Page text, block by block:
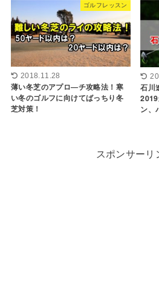
ゴルフレッスン
2018.11.28
薄い冬芝のアプロ―チ攻略法！寒
い冬のゴルフに向けてばっちり冬
芝対策！
石川
ン、
スポンサーリ